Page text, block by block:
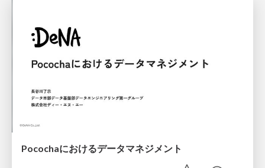
Pocochaにおけるデータマネジメント